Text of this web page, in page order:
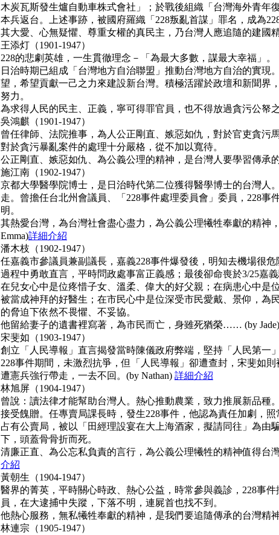
木炭瓦斯發生爐自動車株式會社」；於戰後組織「台灣海外青年
本兵返台。上述事跡，被國府羅織「228叛亂首謀」罪名，成為
其大愛、心無疑懼、尊重女權的真民主，乃台灣人應追隨的建國
王添灯（1901-1947）
228的悲劇英雄，一生貫徹理念－「為最大多數，謀最大幸福」。
日治時期已組成「台灣地方自治聯盟」推動台灣地方自治的實現
望，希望貢獻一己之力來建設新台灣。積極活躍於政壇和新聞界
努力。
為求得人民的民主、正義，寧可得罪官員，也不得放過貪污公帑
吳鴻麒（1901-1947）
曾任律師、法院推事，為人公正剛直、嫉惡如仇，對於官吏貪污
對於貪污暴亂案件的處理十分嚴格，從不加以寬待。
公正剛直、嫉惡如仇、為公義公理的精神，是台灣人要學習傳承
施江南（1902-1947）
京都大學醫學院博士，是日治時代第二位獲得醫學博士的台灣人
走。曾擔任台北州會議員、「228事件處理委員會」委員，228事
明。
其熱愛台灣，為台灣社會盡心盡力，為公義公理犧牲奉獻的精神
Emma)詳細介紹
潘木枝（1902-1947）
任嘉義市參議員兼副議長，嘉義228事件爆發後，明知去機場很危
過程中勇敢直言，平時問政處事富正義感；最後卻命喪於3/25嘉義
在兒女心中是位疼惜子女、溫柔、偉大的好父親；在病患心中是
被當成神拜的好醫生；在市民心中是位深受市民愛戴、景仰，為
的脅迫下依然不畏懼、不妥協。
他留給妻子的遺書裡寫著，為市民而亡，身雖死猶榮…… (by Jade)
宋斐如（1903-1947）
創立「人民導報」直言揭發當時陳儀政府弊端，堅持「人民第一
228事件期間，未激烈抗爭，但「人民導報」卻遭查封，宋斐如
遭憲兵強行帶走，一去不回。(by Nathan) 詳細介紹
林旭屏（1904-1947）
曾說：讀法律才能幫助台灣人。熱心推動農業，致力推展新品種
接受餽贈。任專賣局課長時，發生228事件，他認為責任加劇，
占有公賣局，被以「田經理設宴在大上海酒家，擬請同往」為由
下，頭蓋骨骨折而死。
清廉正直、為公忘私負責的言行，為公義公理犧牲的精神值得台
介紹
黃朝生（1904-1947）
醫界的菁英，平時關心時政、熱心公益，時常參與義診，228事
員，在大逮捕中失蹤，下落不明，連屍首也找不到。
他熱心服務，無私犧牲奉獻的精神，是我們要追隨傳承的台灣精
林連宗（1905-1947）